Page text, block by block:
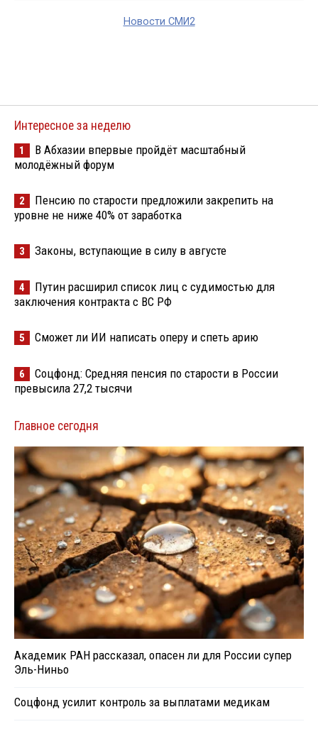
Новости СМИ2
Интересное за неделю
1
В Абхазии впервые пройдёт масштабный
молодёжный форум
2
Пенсию по старости предложили закрепить на
уровне не ниже 40% от заработка
3 Законы, вступающие в силу в августе
4
Путин расширил список лиц с судимостью для
заключения контракта с ВС РФ
5 Сможет ли ИИ написать оперу и спеть арию
6
Соцфонд: Средняя пенсия по старости в России
превысила 27,2 тысячи
Главное сегодня
Академик РАН рассказал, опасен ли для России супер
Эль-Ниньо
Соцфонд усилит контроль за выплатами медикам